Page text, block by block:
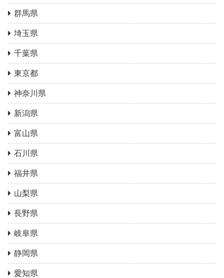
群馬県
埼玉県
千葉県
東京都
神奈川県
新潟県
富山県
石川県
福井県
山梨県
長野県
岐阜県
静岡県
愛知県